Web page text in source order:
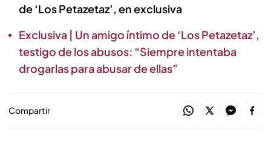
de ‘Los Petazetaz’, en exclusiva
Exclusiva | Un amigo íntimo de ‘Los Petazetaz’,
testigo de los abusos: “Siempre intentaba
drogarlas para abusar de ellas”
Compartir